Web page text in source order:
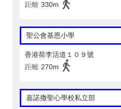
距離 330m
聖公會基恩小學
香港荷李活道１０９號
距離 270m
嘉諾撒聖心學校私立部